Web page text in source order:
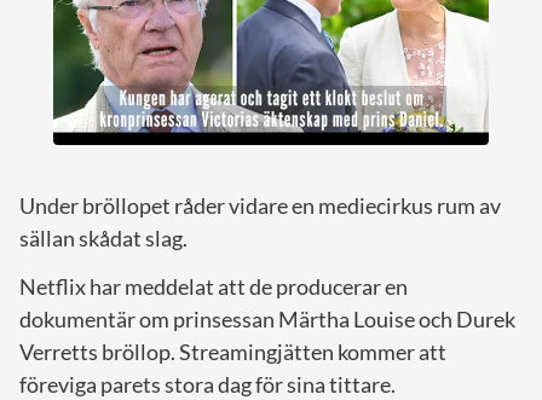
Under bröllopet råder vidare en mediecirkus rum av
sällan skådat slag.
Netflix har meddelat att de producerar en
dokumentär om prinsessan Märtha Louise och Durek
Verretts bröllop. Streamingjätten kommer att
föreviga parets stora dag för sina tittare.